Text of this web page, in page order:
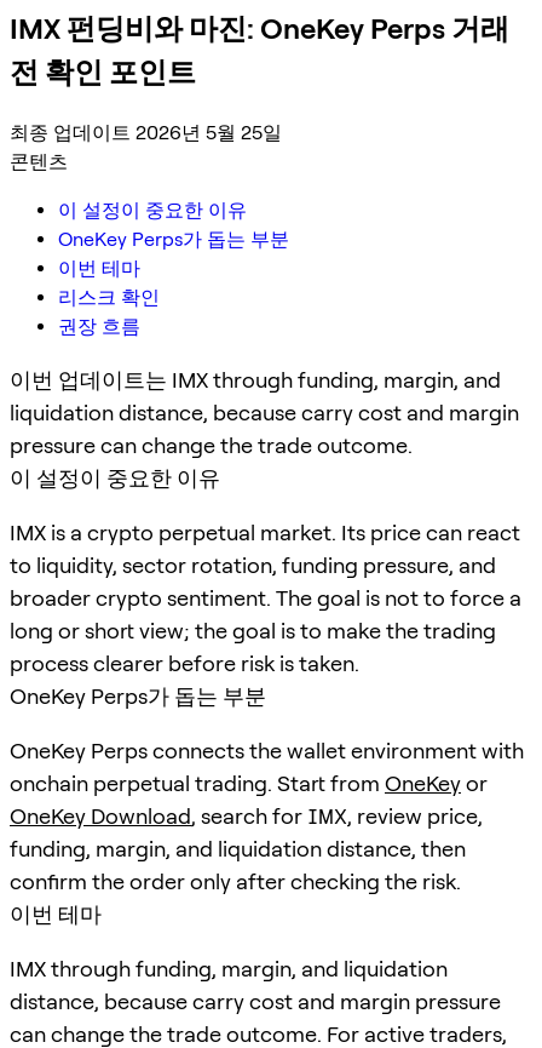
IMX 펀딩비와 마진: OneKey Perps 거래
전 확인 포인트
최종 업데이트 2026년 5월 25일
콘텐츠
이 설정이 중요한 이유
OneKey Perps가 돕는 부분
이번 테마
리스크 확인
권장 흐름
이번 업데이트는 IMX through funding, margin, and
liquidation distance, because carry cost and margin
pressure can change the trade outcome.
이 설정이 중요한 이유
IMX is a crypto perpetual market. Its price can react
to liquidity, sector rotation, funding pressure, and
broader crypto sentiment. The goal is not to force a
long or short view; the goal is to make the trading
process clearer before risk is taken.
OneKey Perps가 돕는 부분
OneKey Perps connects the wallet environment with
onchain perpetual trading. Start from OneKeyor
OneKey Download, search for IMX, review price,
funding, margin, and liquidation distance, then
confirm the order only after checking the risk.
이번 테마
IMX through funding, margin, and liquidation
distance, because carry cost and margin pressure
can change the trade outcome. For active traders,